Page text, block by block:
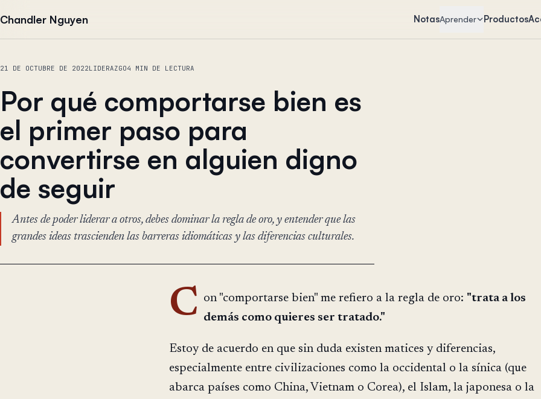
Chandler Nguyen NotasAprender Productos
21 DE OCTUBRE DE 2022LIDERAZGO4 MIN DE LECTURA
Por qué comportarse bien es
el primer paso para
convertirse en alguien digno
de seguir
Antes de poder liderar a otros, debes dominar la regla de oro, y entender que las
grandes ideas trascienden las barreras idiomáticas y las diferencias culturales.
C on "comportarse bien" me refiero a la regla de oro: "trata a los
demás como quieres ser tratado."
Estoy de acuerdo en que sin duda existen matices y diferencias,
especialmente entre civilizaciones como la occidental o la sínica (que
abarca países como China, Vietnam o Corea), el Islam, la japonesa o la